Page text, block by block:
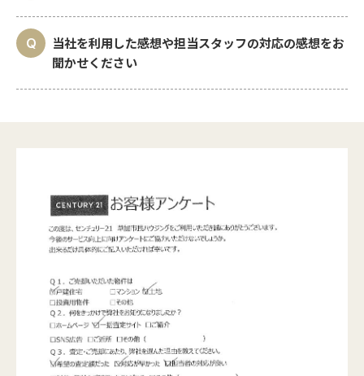
当社を利用した感想や担当スタッフの対応の感想をお
聞かせください